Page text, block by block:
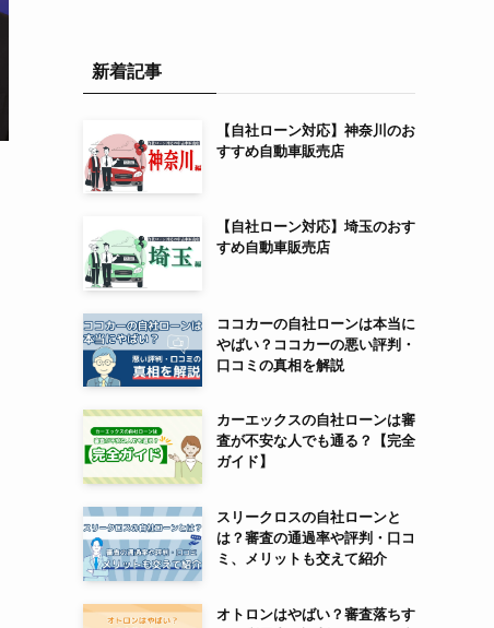
新着記事
【自社ローン対応】神奈川のお
すすめ自動車販売店
【自社ローン対応】埼玉のおす
すめ自動車販売店
ココカーの自社ローンは本当に
やばい？ココカーの悪い評判・
口コミの真相を解説
カーエックスの自社ローンは審
査が不安な人でも通る？【完全
ガイド】
スリークロスの自社ローンと
は？審査の通過率や評判・口コ
ミ、メリットも交えて紹介
オトロンはやばい？審査落ちす